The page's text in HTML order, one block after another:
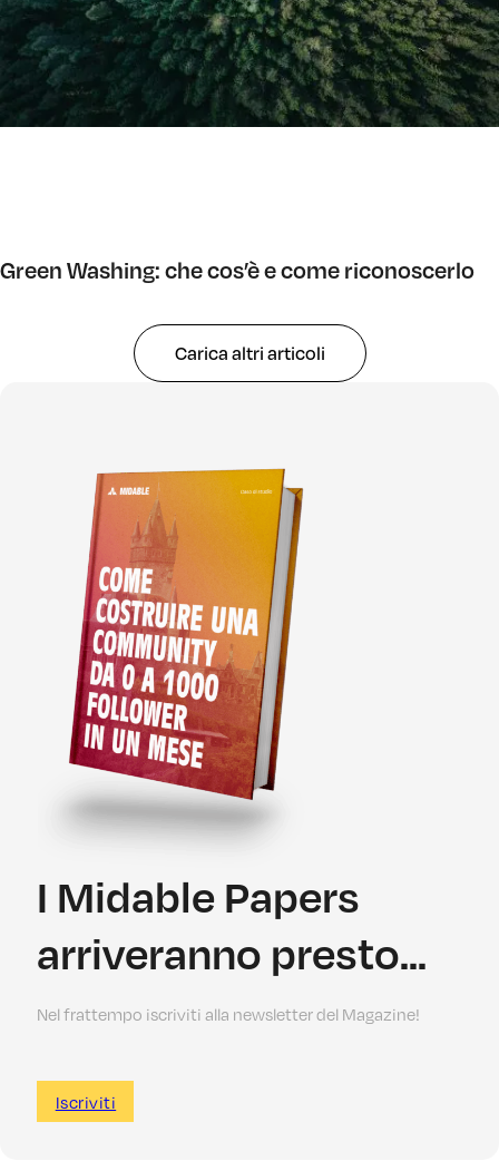
Green Washing: che cos’è e come riconoscerlo
Carica altri articoli
I Midable Papers
arriveranno presto...
Nel frattempo iscriviti alla newsletter del Magazine!
Iscriviti